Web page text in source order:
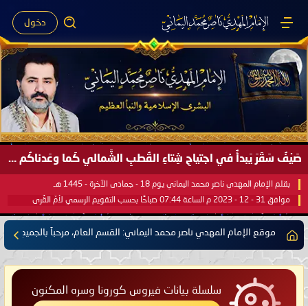
دخول
صَيْفُ سَقَرَ يَبدأُ في اجتياحِ شِتاءِ القُطبِ الشَّمالي كَما وعَدناكُم بالحقِّ لعَامِكم هذا (1445 هـ) ..
بقلم الإمام المهدي ناصر محمد اليماني يوم 18 - جمادى الآخرة - 1445 هـ
موافق 31 - 12 - 2023 م الساعة 07:44 صباحًا بحسب التقويم الرسمي لأمّ القُرى
موقع الإمام المهدي ناصر محمد اليماني: القسم العام، مرحباً بالجميع
سلسلة بيانات فيروس كورونا وسره المكنون